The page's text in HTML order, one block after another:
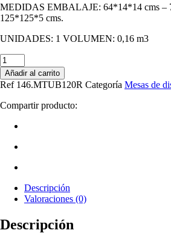
MEDIDAS EMBALAJE: 64*14*14 cms –
125*125*5 cms.
UNIDADES: 1 VOLUMEN: 0,16 m3
Cantidad
de
Mesa
TUL
(H),
tapa
blanca,
Añadir al carrito
Ref 146.MTUB120R Categoría Mesas de
Compartir producto:
Descripción
Valoraciones (0)
Descripción